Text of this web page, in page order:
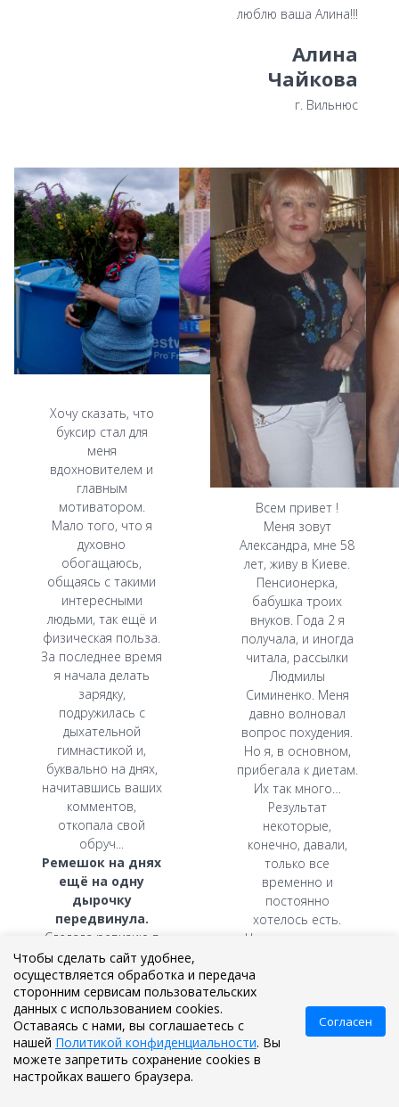
люблю ваша Алина!!!
Алина
Чайкова
г. Вильнюс
Хочу сказать, что
буксир стал для
меня
вдохновителем и
главным
мотиватором.
Мало того, что я
духовно
обогащаюсь,
общаясь с такими
интересными
людьми, так ещё и
физическая польза.
За последнее время
я начала делать
зарядку,
подружилась с
дыхательной
гимнастикой и,
буквально на днях,
начитавшись ваших
комментов,
откопала свой
обруч...
Ремешок на днях
ещё на одну
дырочку
передвинула.
Сделала ревизию в
шкафу и без
зазрения совести
отдала подругам
огромный пакет
вещей, с которых я
"выросла".
Уже минус 24 кг!
Всем привет !
Меня зовут
Александра, мне 58
лет, живу в Киеве.
Пенсионерка,
бабушка троих
внуков. Года 2 я
получала, и иногда
читала, рассылки
Людмилы
Симиненко. Меня
давно волновал
вопрос похудения.
Но я, в основном,
прибегала к диетам.
Их так много…
Результат
некоторые,
конечно, давали,
только все
временно и
постоянно
хотелось есть.
Через некоторое
восстанавливался
снова, иногда еще
добавлялись
килограммы. А мне
очень нравится
хорошо выглядеть,
Чтобы сделать сайт удобнее,
осуществляется обработка и передача
сторонним сервисам пользовательских
данных с использованием cookies.
Оставаясь с нами, вы соглашаетесь с
нашей Политикой конфиденциальности. Вы
можете запретить сохранение cookies в
настройках вашего браузера.
Согласен